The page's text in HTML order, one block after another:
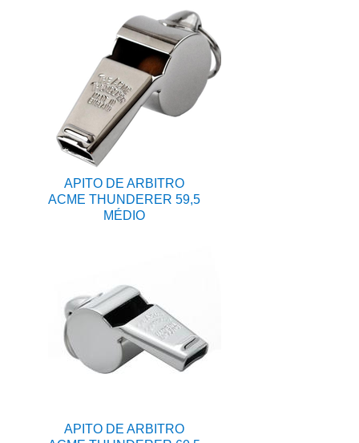
APITO DE ARBITRO
ACME THUNDERER 59,5
MÉDIO
APITO DE ARBITRO